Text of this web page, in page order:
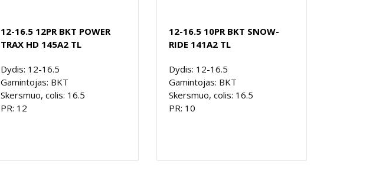
12-16.5 12PR BKT POWER
TRAX HD 145A2 TL
Dydis: 12-16.5
Gamintojas: BKT
Skersmuo, colis: 16.5
PR: 12
12-16.5 10PR BKT SNOW-
RIDE 141A2 TL
Dydis: 12-16.5
Gamintojas: BKT
Skersmuo, colis: 16.5
PR: 10